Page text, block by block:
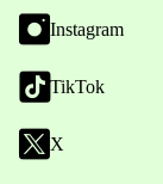
Instagram
TikTok
X